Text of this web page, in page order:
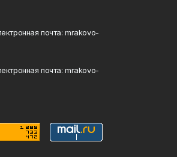
почта: mrakovo-
почта: mrakovo-